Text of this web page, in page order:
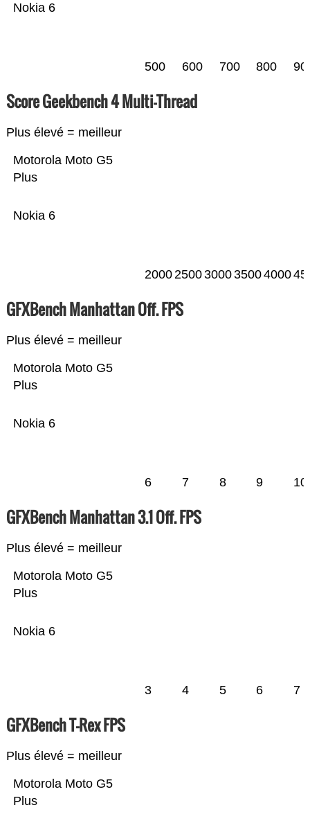
Nokia 6
500 600 700 800
Score Geekbench 4 Multi-Thread
Plus élevé = meilleur
Nokia 6
Motorola Moto G5
Plus
20002500300035004000
GFXBench Manhattan Off. FPS
Plus élevé = meilleur
Nokia 6
Motorola Moto G5
Plus
6 7 8 9 10
GFXBench Manhattan 3.1 Off. FPS
Plus élevé = meilleur
Nokia 6
Motorola Moto G5
Plus
3 4 5 6 7
GFXBench T-Rex FPS
Plus élevé = meilleur
Motorola Moto G5
Plus